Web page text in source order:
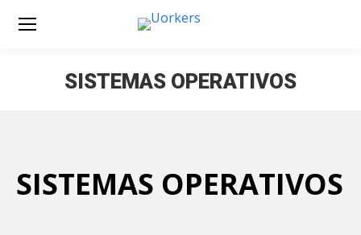
SISTEMAS OPERATIVOS
SISTEMAS OPERATIVOS